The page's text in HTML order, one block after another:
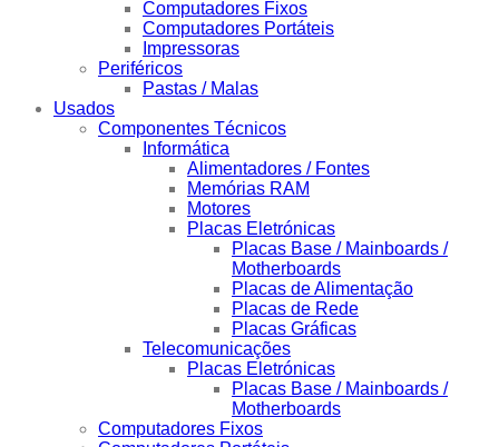
Computadores Fixos
Computadores Portáteis
Impressoras
Periféricos
Pastas / Malas
Usados
Componentes Técnicos
Informática
Alimentadores / Fontes
Memórias RAM
Motores
Placas Eletrónicas
Placas Base / Mainboards /
Motherboards
Placas de Alimentação
Placas de Rede
Placas Gráficas
Telecomunicações
Placas Eletrónicas
Placas Base / Mainboards /
Motherboards
Computadores Fixos